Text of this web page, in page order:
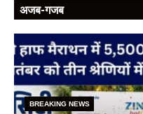
अजब-गजब
BREAKING NEWS